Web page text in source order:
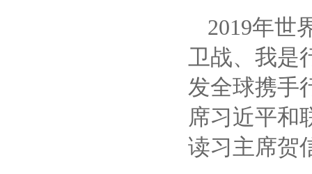
2019年世
卫战、我是
发全球携手
席习近平和
读习主席贺